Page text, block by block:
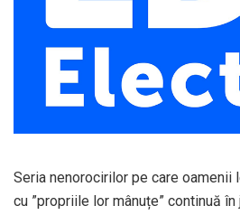
Seria nenorocirilor pe care oamenii
cu ”propriile lor mânuțe” continuă